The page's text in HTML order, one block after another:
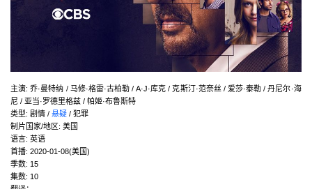
主演:乔·曼特纳 / 马修·格雷·古柏勒 / A·J·库克 / 克斯汀·范奈丝 / 爱莎·泰勒 / 丹尼尔·海
尼 / 亚当·罗德里格兹 / 帕姬·布鲁斯特
类型: 剧情 / 悬疑 / 犯罪
制片国家/地区: 美国
语言: 英语
首播: 2020-01-08(美国)
季数: 15
集数: 10